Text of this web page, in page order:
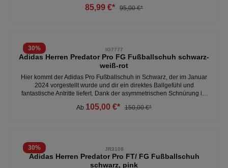
und dynamische Aktionen auf dem Platz erforderlich ist. Ideal für
sicheren Halt bei schnellen Bewegungen• Optimierte Traktion für
zuverlässige Bodenhaftung auf dem Rasen• Bequeme Passform für
hohen Komfort während Training und Spiel• Klassisches Predator
Design für einen markanten Fußball-Look
85,99 €* 95,00 €*
30% IG7777
Adidas Herren Predator Pro FG Fußballschuh schwarz-
weiß-rot
Hier kommt der Adidas Pro Fußballschuh in Schwarz, der im Januar
2024 vorgestellt wurde und dir ein direktes Ballgefühl und
fantastische Antritte liefert. Dank der asymmetrischen Schnürung ist
Nockensohle wird Spielern auf allen Positionen die Möglichkeit
Ab 105,00 €* 150,00 €*
30% JR3108
Adidas Herren Predator Pro FT/ FG Fußballschuh
schwarz, pink